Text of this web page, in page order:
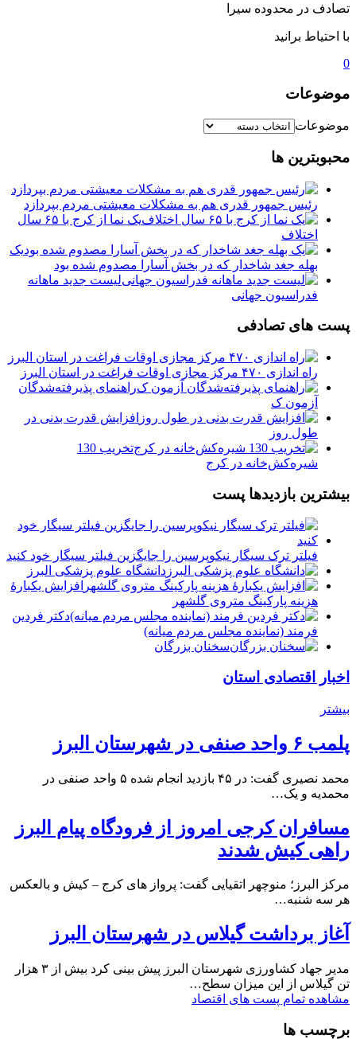
تصادف در محدوده سیرا
با احتیاط برانید
0
موضوعات
موضوعات
محبوبترین ها
رئیس جمهور قدری هم به مشکلات معیشتی مردم بپردازد
یک نما از کرج با ۶۵ سال
اختلاف
یک
بهله جغد شاخدار که در بخش آسارا مصدوم شده بود
لیست جدید ماهانه
فدراسیون جهانی
پست های تصادفی
راه اندازی ۴۷۰ مرکز مجازی اوقات فراغت در استان البرز
راهنمای پذیرفته‌شدگان
آزمون ک
افزایش قدرت بدنی در
طول روز
تخریب 130
شیره‌کش‌خانه در کرج
بیشترین بازدیدها پست
فیلتر ترک سیگار نیکوپرسین را جایگزین فیلتر سیگار خود کنید
دانشگاه علوم پزشکی البرز
افزایش یکبارۀ
هزینه پارکینگ متروی گلشهر
دكتر فردين
فرمند (نماينده مجلس مردم میانه)
سخنان بزرگان
اخبار اقتصادی استان
بیشتر
پلمب ۶ واحد صنفی در شهرستان البرز
محمد نصیری گفت: در ۴۵ بازدید انجام شده ۵ واحد صنفی در
محمدیه و یک…
مسافران کرجی امروز از فرودگاه پیام البرز
راهی کیش شدند
مرکز البرز؛ منوچهر اتقیایی گفت: پرواز های کرج – کیش و بالعکس
هر سه شنبه…
آغاز برداشت گیلاس در شهرستان البرز
مدیر جهاد کشاورزی شهرستان البرز پیش بینی کرد بیش از ۳ هزار
تن گیلاس از این میزان سطح…
مشاهده تمام پست های اقتصاد
برچسب ها